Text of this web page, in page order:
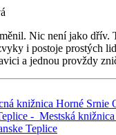
Nic není jako dřív.
i postoje prostých
a jednou provždy
knižnica Horné Srnie
- Mestská
Teplice